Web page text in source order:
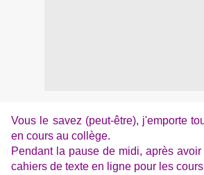
Vous le savez (peut-être), j'emporte
en cours au collège.
Pendant la pause de midi, après
cahiers de texte en ligne pour les